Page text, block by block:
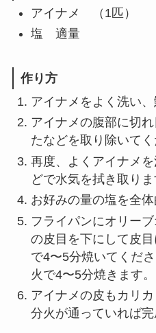
アイナメ （1匹）
塩 適量
作り方
アイナメをよく洗い、
アイナメの腹部に切
たなどを取り除いてく
再度、よくアイナメ
どで水気を拭き取りま
お好みの量の塩を全体
フライパンにオリー
の皮目を下にして皮
で4〜5分焼いてくだ
火で4〜5分焼きます。
アイナメの皮もカリ
分火が通っていれば完